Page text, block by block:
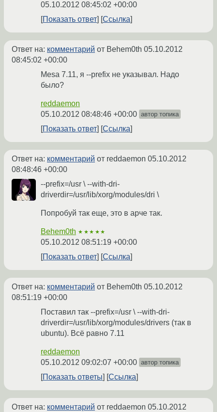
05.10.2012 08:45:02 +00:00
Показать ответ
Ссылка
Ответ на: комментарий от Behem0th 05.10.2012
08:45:02 +00:00
Mesa 7.11, я --prefix не указывал. Надо
было?
reddaemon
05.10.2012 08:48:46 +00:00 автор топика
Показать ответ Ссылка
Ответ на: комментарий от reddaemon 05.10.2012
08:48:46 +00:00
--prefix=/usr \ --with-dri-
driverdir=/usr/lib/xorg/modules/dri \
Попробуй так еще, это в арче так.
Behem0th ★★★★★
05.10.2012 08:51:19 +00:00
Показать ответ
Ссылка
Ответ на: комментарий от Behem0th 05.10.2012
08:51:19 +00:00
Поставил так --prefix=/usr \ --with-dri-
driverdir=/usr/lib/xorg/modules/drivers (так в
ubuntu). Всё равно 7.11
reddaemon
05.10.2012 09:02:07 +00:00 автор топика
Показать ответы Ссылка
Ответ на: комментарий от reddaemon 05.10.2012